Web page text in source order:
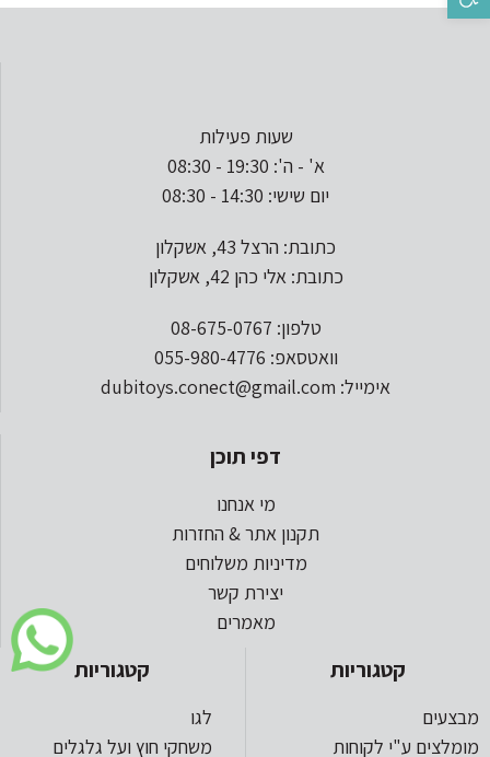
שעות פעילות
א' - ה': 19:30 - 08:30
יום שישי: 14:30 - 08:30
כתובת: הרצל 43, אשקלון
כתובת: אלי כהן 42, אשקלון
טלפון: 08-675-0767
וואטסאפ: 055-980-4776
אימייל: dubitoys.conect@gmail.com
דפי תוכן
מי אנחנו
תקנון אתר & החזרות
מדיניות משלוחים
יצירת קשר
מאמרים
קטגוריות
מבצעים
מומלצים ע"י לקוחות
קטגוריות
לגו
משחקי חוץ ועל גלגלים